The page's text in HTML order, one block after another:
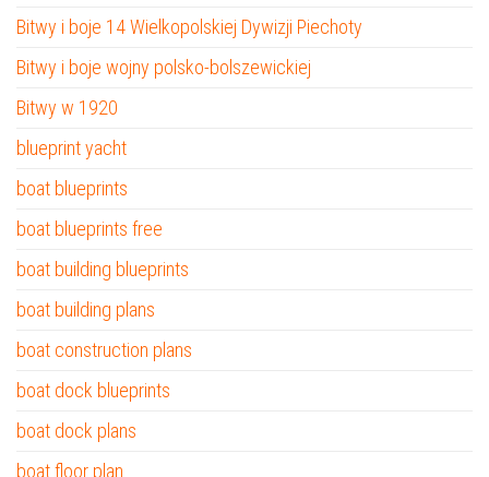
Bitwy i boje 14 Wielkopolskiej Dywizji Piechoty
Bitwy i boje wojny polsko-bolszewickiej
Bitwy w 1920
blueprint yacht
boat blueprints
boat blueprints free
boat building blueprints
boat building plans
boat construction plans
boat dock blueprints
boat dock plans
boat floor plan